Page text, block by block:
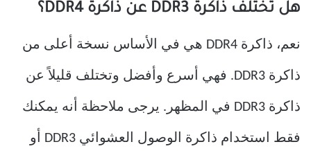
هل تختلف ذاكرة DDR3 عن ذاكرة DDR4؟
نعم، ذاكرة DDR4 هي في الأساس نسخة أعلى من
ذاكرة DDR3. فهي أسرع وأفضل وتختلف قليلاً عن
ذاكرة DDR3 في المظهر. يرجى ملاحظة أنه يمكنك
فقط استخدام ذاكرة الوصول العشوائي DDR3 أو